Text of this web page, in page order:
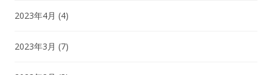
2023年4月 (4)
2023年3月 (7)